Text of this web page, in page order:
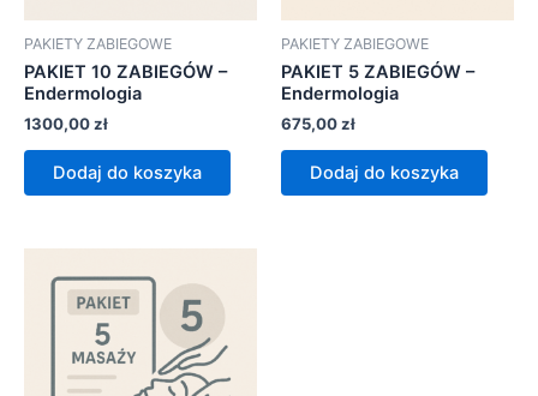
PAKIETY ZABIEGOWE
PAKIET 10 ZABIEGÓW –
Endermologia
1300,00zł
Dodaj do koszyka
PAKIETY ZABIEGOWE
PAKIET 5 ZABIEGÓW –
Endermologia
675,00zł
Dodaj do koszyka